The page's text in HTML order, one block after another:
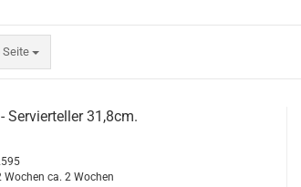
Seite
Servierteller 31,8cm.
ca. 2 Wochen